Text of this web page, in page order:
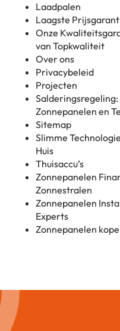
Laadpalen
Laagste
Onze
van Topkwaliteit
Over ons
Privacybeleid
Projecten
Zonnepanelen en
Sitemap
Slimme
Huis
Thuisaccu’s
Zonnepanelen
Zonnestralen
Zonnepanelen
Experts
Zonnepanelen